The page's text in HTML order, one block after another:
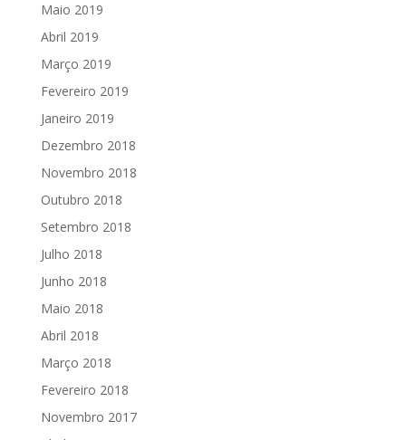
Maio 2019
Abril 2019
Março 2019
Fevereiro 2019
Janeiro 2019
Dezembro 2018
Novembro 2018
Outubro 2018
Setembro 2018
Julho 2018
Junho 2018
Maio 2018
Abril 2018
Março 2018
Fevereiro 2018
Novembro 2017